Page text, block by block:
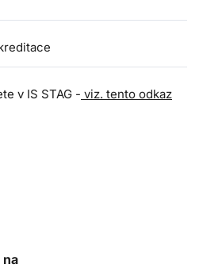
v IS STAG - viz. tento odkaz